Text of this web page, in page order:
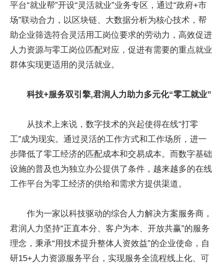
平台“就业帮”开设“灵活就业”业务专区，通过“政府+市
场”联动合力，以区块链、大数据分析为核心技术，帮
助企业筛选符合灵活用工岗位要求的劳动力，高效促进
人力资源与零工岗位匹配对应，促进有需要的重点就业
群体实现更适用的灵活就业。
科技+服务双引擎,君润人力助力多元化“零工就业”
从技术上来说，数字技术的兴起使得在线“打零
工”成为现实。通过灵活的工作方式和工作场所，进一
步降低了零工经济的匹配成本和交易成本。而数字基础
设施的普及也为独立办公提供了条件，越来越多的在线
工作平台为零工经济的供给和需求方提供渠道。
作为一家以科技驱动的综合人力解决方案服务商，
君润人力坚持“正直本分、客户为本、开放共赢”的服务
理念，秉承“用技术提升整体人资效益”的企业使命，自
研15+人力资源服务平台，实现服务全流程线上化、可